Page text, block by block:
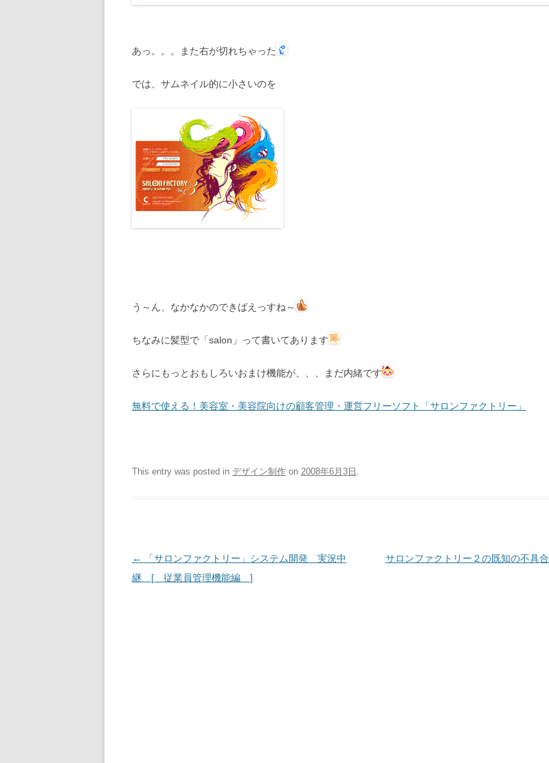
あっ。。。また右が切れちゃった
では、サムネイル的に小さいのを
う～ん、なかなかのできばえっすね～
ちなみに髪型で「salon」って書いてあります
さらにもっとおもしろいおまけ機能が、、、まだ内緒です
無料で使える！美容室・美容院向けの顧客管理・運営フリーソフト「サロンファクトリー」
This entry was posted in デザイン制作 on 2008年6月3日 .
Post navigation
←
「サロンファクトリー」システム開発 実況中
継 [ 従業員管理機能編 ]
サロンファクトリー２の既知の不具合